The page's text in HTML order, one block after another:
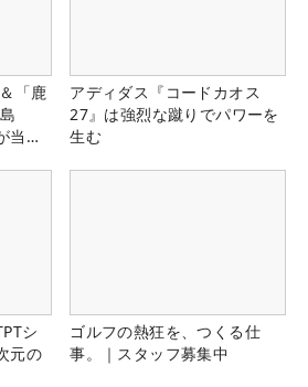
「鹿
当た
アディダス『コードカオス
27』は強烈な蹴りでパワーを
生む
シ
元の
ゴルフの熱狂を、つくる仕
事。｜スタッフ募集中